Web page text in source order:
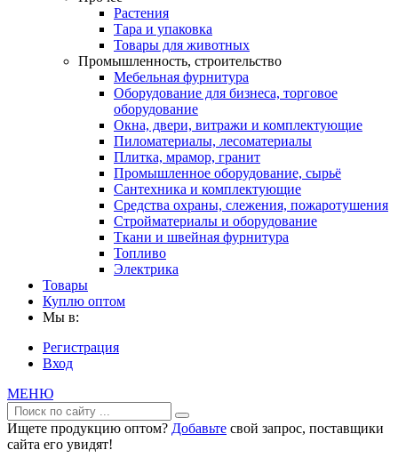
Растения
Тара и упаковка
Товары для животных
Промышленность, строительство
Мебельная фурнитура
Оборудование для бизнеса, торговое
оборудование
Окна, двери, витражи и комплектующие
Пиломатериалы, лесоматериалы
Плитка, мрамор, гранит
Промышленное оборудование, сырьё
Сантехника и комплектующие
Средства охраны, слежения, пожаротушения
Стройматериалы и оборудование
Ткани и швейная фурнитура
Топливо
Электрика
Товары
Куплю оптом
Мы в:
Регистрация
Вход
МЕНЮ
Ищете продукцию оптом? Добавьте свой запрос, поставщики
сайта его увидят!